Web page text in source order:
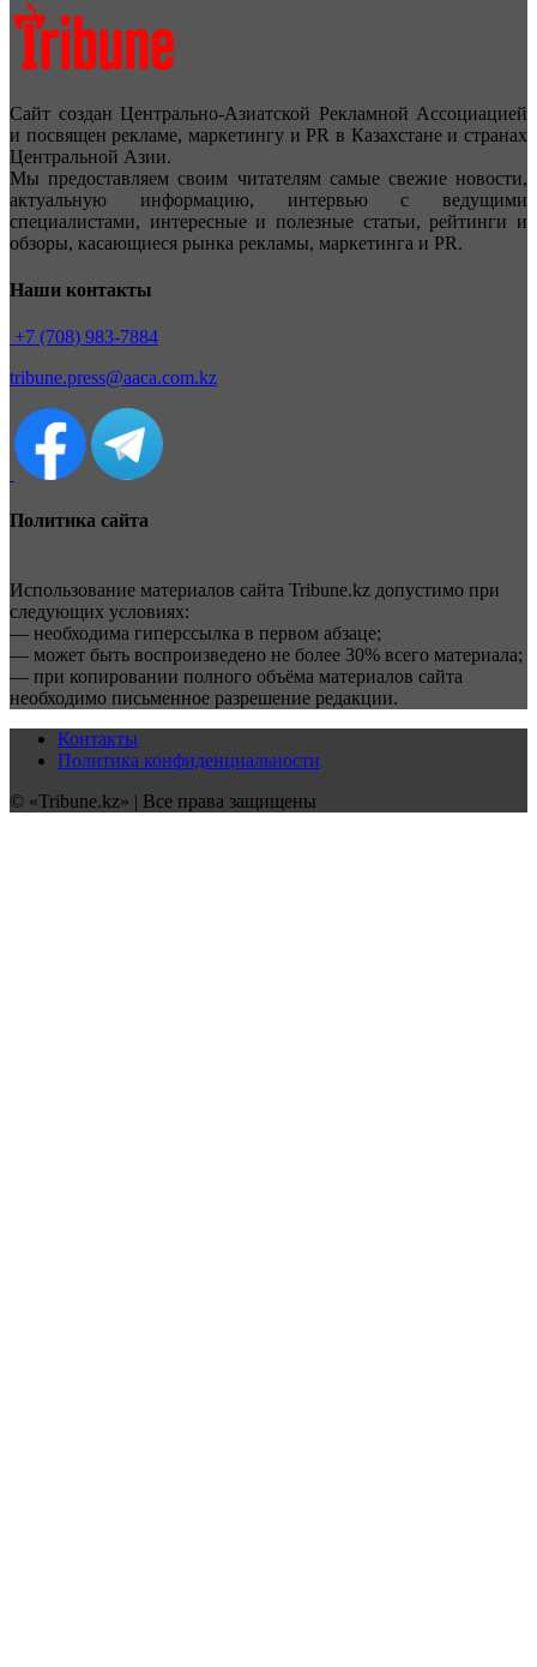
Сайт создан Центрально-Азиатской Рекламной Ассоциацией
и посвящен рекламе, маркетингу и PR в Казахстане и странах
Центральной Азии.
Мы предоставляем своим читателям самые свежие новости,
актуальную информацию, интервью с ведущими
специалистами, интересные и полезные статьи, рейтинги и
обзоры, касающиеся рынка рекламы, маркетинга и PR.
Наши контакты
+7 (708) 983-7884
tribune.press@aaca.com.kz
Политика сайта
Использование материалов сайта Tribune.kz допустимо при
следующих условиях:
— необходима гиперссылка в первом абзаце;
— может быть воспроизведено не более 30% всего материала;
— при копировании полного объёма материалов сайта
необходимо письменное разрешение редакции.
Контакты
Политика конфиденциальности
© «Tribune.kz» | Все права защищены